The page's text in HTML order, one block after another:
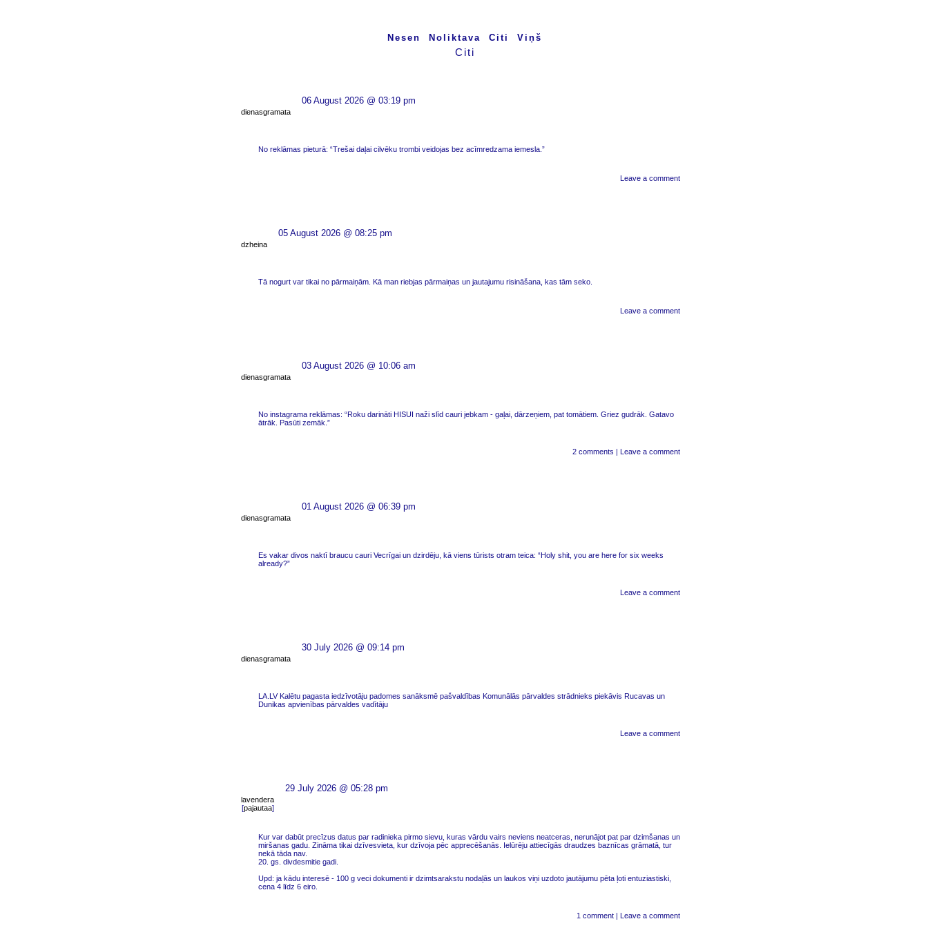
Nesen Noliktava Citi Viņš
Citi
dienasgramata
06 August 2026 @ 03:19 pm
No reklāmas pieturā: “Trešai daļai cilvēku trombi veidojas bez acīmredzama iemesla.”
Leave a comment
dzheina
05 August 2026 @ 08:25 pm
Tā nogurt var tikai no pārmaiņām. Kā man riebjas pārmaiņas un jautajumu risināšana, kas tām seko.
Leave a comment
dienasgramata
03 August 2026 @ 10:06 am
No instagrama reklāmas: “Roku darināti HISUI naži slīd cauri jebkam - gaļai, dārzeņiem, pat tomātiem. Griez gudrāk. Gatavo
ātrāk. Pasūti zemāk.”
2 comments | Leave a comment
dienasgramata
01 August 2026 @ 06:39 pm
Es vakar divos naktī braucu cauri Vecrīgai un dzirdēju, kā viens tūrists otram teica: “Holy shit, you are here for six weeks
already?”
Leave a comment
dienasgramata
30 July 2026 @ 09:14 pm
LA.LV Kalētu pagasta iedzīvotāju padomes sanāksmē pašvaldības Komunālās pārvaldes strādnieks piekāvis Rucavas un
Dunikas apvienības pārvaldes vadītāju
Leave a comment
lavendera
[pajautaa]
29 July 2026 @ 05:28 pm
Kur var dabūt precīzus datus par radinieka pirmo sievu, kuras vārdu vairs neviens neatceras, nerunājot pat par dzimšanas un
miršanas gadu. Zināma tikai dzīvesvieta, kur dzīvoja pēc apprecēšanās. Ielūrēju attiecīgās draudzes baznīcas grāmatā, tur
nekā tāda nav.
20. gs. divdesmitie gadi.
Upd: ja kādu interesē - 100 g veci dokumenti ir dzimtsarakstu nodaļās un laukos viņi uzdoto jautājumu pēta ļoti entuziastiski,
cena 4 līdz 6 eiro.
1 comment | Leave a comment